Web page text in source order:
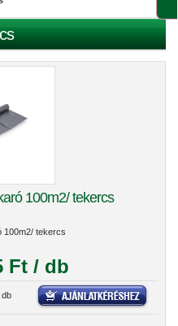
100m2/ tekercs
100m2/ tekercs
Ft / db
db